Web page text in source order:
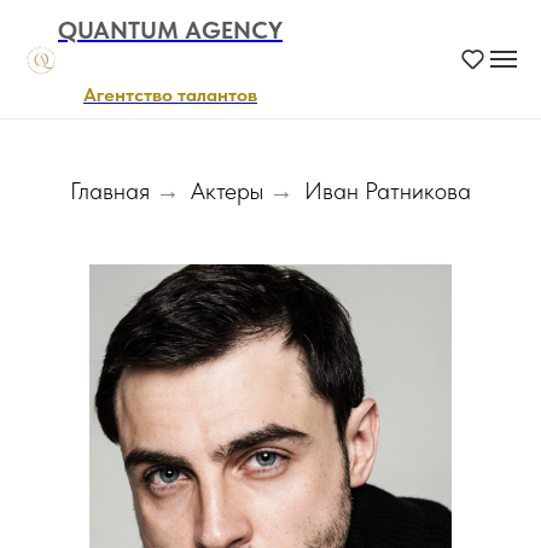
QUANTUM AGENCY
Агентство талантов
Главная → Актеры → Иван Ратникова